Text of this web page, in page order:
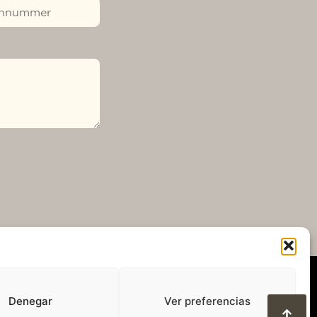
Denegar Ver preferencias